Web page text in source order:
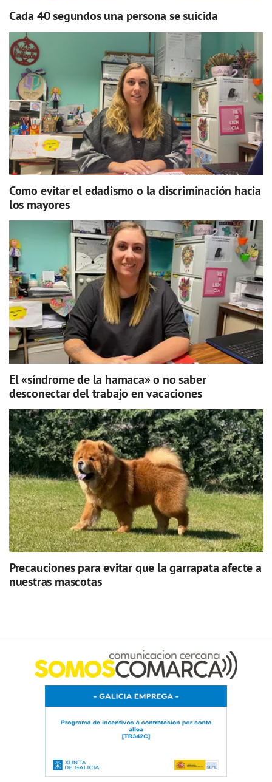
Cada 40 segundos una persona se suicida
Como evitar el edadismo o la discriminación hacia
los mayores
El «síndrome de la hamaca» o no saber
desconectar del trabajo en vacaciones
Precauciones para evitar que la garrapata afecte a
nuestras mascotas